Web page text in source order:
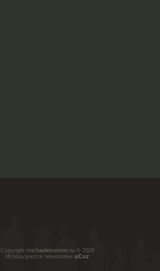
Copyright michaelemerson.ru© 2026
Используются технологии uCoz